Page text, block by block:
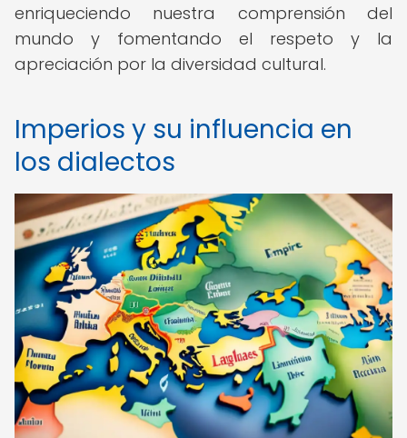
enriqueciendo nuestra comprensión del
mundo y fomentando el respeto y la
apreciación por la diversidad cultural.
Imperios y su influencia en
los dialectos